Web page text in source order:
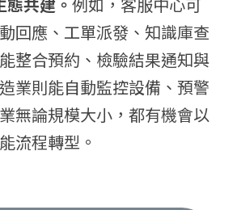
回應、工單派發、知識庫查
整合預約、檢驗結果通知與
業則能自動監控設備、預警
無論規模大小，都有機會以
流程轉型。